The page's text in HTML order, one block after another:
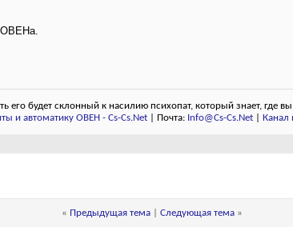
ОВЕНа.
его будет склонный к насилию психопат, который знает, где
и автоматику ОВЕН - Cs-Cs.Net | Почта: Info@Cs-Cs.Net Канал
« Предыдущая тема Следующая тема »